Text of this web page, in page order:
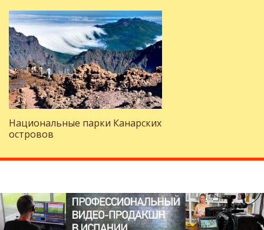
Национальные парки Канарских
островов